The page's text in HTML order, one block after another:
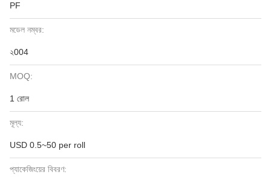
PF
মডেল নম্বর:
২004
MOQ:
1 রোল
মূল্য:
USD 0.5~50 per roll
প্যাকেজিংয়ের বিবরণ: